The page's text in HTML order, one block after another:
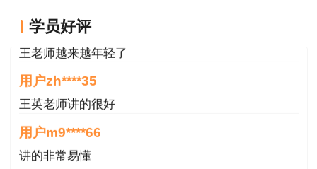
考试报名前需要点击报名前步骤，按照步骤完
善个人信息，包括个人基本信息、学历信息、学位
100%时才可以进入考试报名。未完成学历学位验
证的考生，需先验证学历学位信息。学历学位信息
未通过系统自动核验的需上传学信网的学历学位认
证报告。
学员好评
用户m1****68
王英老师讲的很好
讲的非常易懂